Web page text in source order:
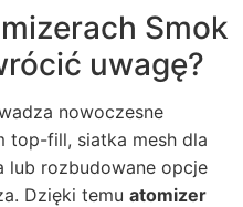
Smok
uwagę?
nowoczesne
top-fill, siatka mesh dla
lub rozbudowane opcje
Dzięki temu atomizer